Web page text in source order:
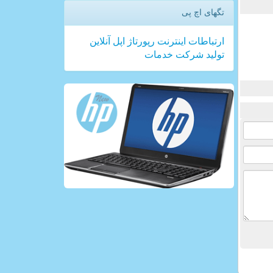
تگهای اچ پی
ارتباطات اینترنت رپورتاژ اپل آنلاین
تولید شركت خدمات